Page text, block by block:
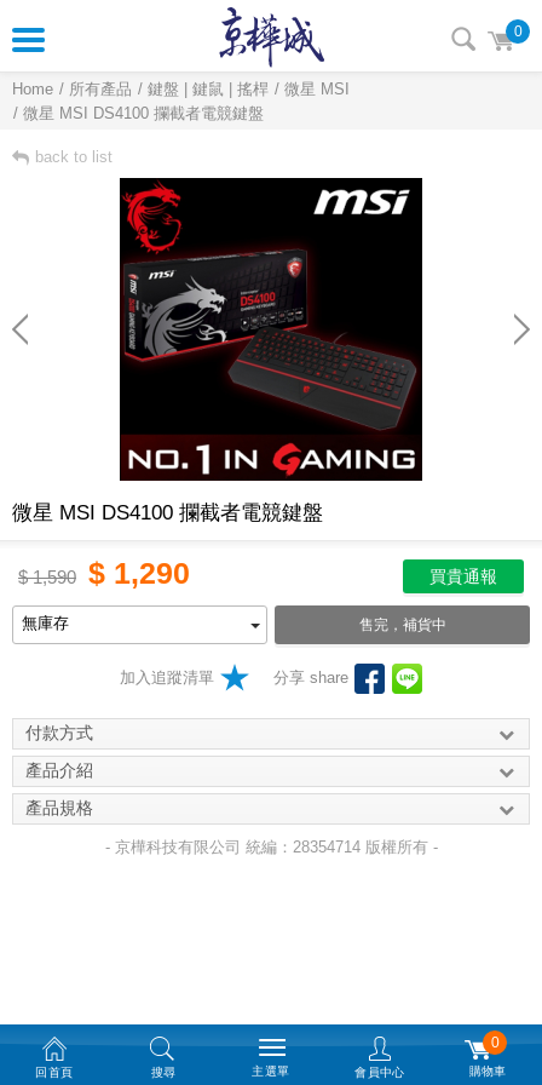
0
Home 所有產品 鍵盤 | 鍵鼠 | 搖桿
微星 MSI
微星 MSI DS4100 攔截者電競鍵盤
back to list
微星 MSI DS4100 攔截者電競鍵盤
$1,590 $ 1,290 買貴通報
售完，補貨中
加入追蹤清單 分享 share
付款方式
產品介紹
產品規格
- 京樺科技有限公司 統編：28354714 版權所有 -
回首頁 搜尋 主選單 會員中心
0
購物車